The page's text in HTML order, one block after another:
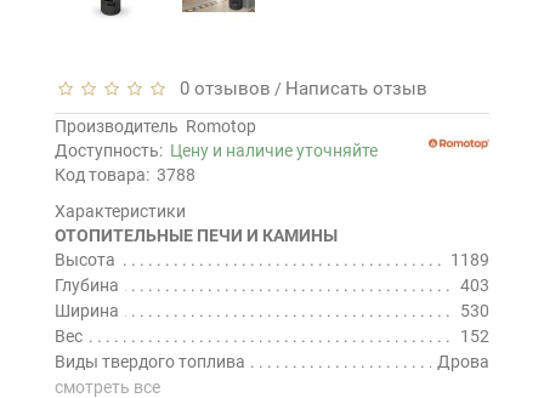
0 отзывов / Написать отзыв
Производитель Romotop
Доступность: Цену и наличие уточняйте
Код товара: 3788
Характеристики
ОТОПИТЕЛЬНЫЕ ПЕЧИ И КАМИНЫ
Высота
1189
Глубина
403
Ширина
530
Вес
152
Виды твердого топлива
Дрова
смотреть все